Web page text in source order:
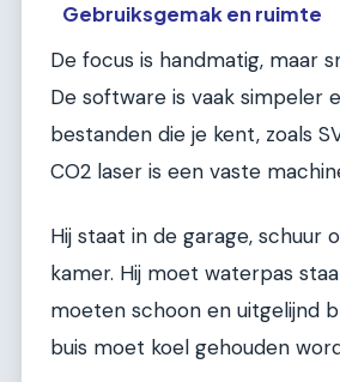
Gebruiksgemak en ruimte
De focus is handmatig, maar
De software is vaak simpeler
bestanden die je kent, zoals
CO2 laser is een vaste
Hij staat in de garage, schuur
kamer. Hij moet waterpas
moeten schoon en uitgelijnd
buis moet koel gehouden